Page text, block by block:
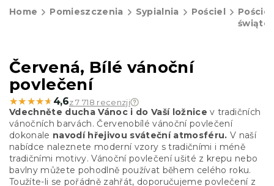
Home Pomieszczenia Sypialnia Pościel
Pościel
Červená, Bílé vánoční
povlečení
★★★★★
★★★★★ 4,6z 7 718 recenzji
Vdechněte ducha Vánoc i do Vaší ložnice v tradičních
vánočních barvách. Červenobílé vánoční povlečení
dokonale navodí hřejivou sváteční atmosféru. V naší
nabídce naleznete moderní vzory s tradičními i méně
tradičními motivy. Vánoční povlečení ušité z krepu nebo
bavlny můžete pohodlně používat během celého roku.
Toužíte-li se pořádně zahřát, doporučujeme povlečení z